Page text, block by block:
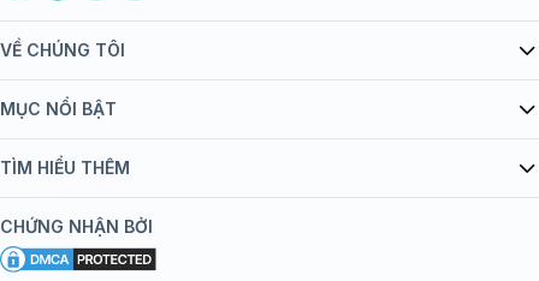
VỀ CHÚNG TÔI
Giới thiệu Tiêm Chủng FPT Long Châu
bán hàng
Chính sách nội dung
Chính sách bảo mật
MỤC NỔI BẬT
Danh mục vắc xin
Đội ngũ bác sĩ, chuyên gia
TÌM HIỂU THÊM
Khuyến mãi
Tôi nên tiêm gì?
CHỨNG NHẬN BỞI